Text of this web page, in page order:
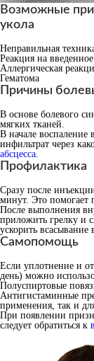
Возможные
укола
Неправильная
Реакция на
Аллергическая
Гематома
Причины
В основе болевого
мягких тканей.
В начале воспаление
инфильтрат через
абсцесса.
Профилактика
Сразу после
минут. Это помогает
После выполнения
приложить грелку и
ускорить всасывание
Самопомощь
Если уплотнение и
день) можно
Полуспиртовые
Антигистаминные
применения, так и
При появлении
следует обратиться к